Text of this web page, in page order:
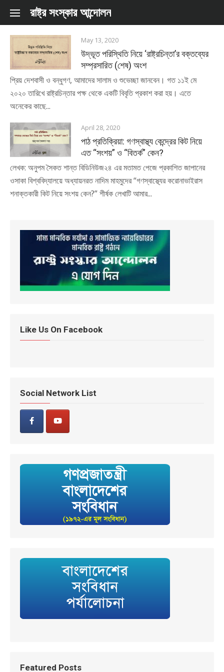
Skip to content
রাষ্ট্র সংস্কার আন্দোলন
May 13, 2020
উদ্ভূত পরিস্থিতি নিয়ে ‘রাষ্ট্রচিন্তা’র বক্তব্যের
সম্প্রসারিত (শেষ) অংশ
প্রিয় দেশবাসী ও বন্ধুগণ, আমাদের সালাম ও শুভেচ্ছা জানবেন। গত ১১ই মে
২০২০ তারিখে রাষ্ট্রচিন্তার পক্ষ থেকে একটি বিবৃতি প্রকাশ করা হয়। এতে
অনেকের কাছে...
April 28, 2020
পাঠ প্রতিক্রিয়া: গণস্বাস্থ্য কেন্দ্রের কিট নিয়ে
এত “সংশয়” ও “বিতর্ক” কেন?
লেখক: অনুপম সৈকত শান্ত বিডিনিউজ২৪ এর মতামত পেজে প্রকাশিত জাপানের
ওসাকা বিশ্ববিদ্যালয়ে অধ্যায়নরত নাদিম মাহমুদের “গণস্বাস্থ্যের করোনাভাইরাস
শনাক্তকারী কিট নিয়ে সংশয় কেন?” শীর্ষক লেখাটি আমার...
Like Us On Facebook
Social Network List
Featured Posts